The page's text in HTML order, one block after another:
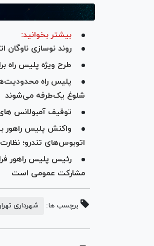
بیشتر بخوانید:
روند نوسازی ناوگان
طرح ویژه پلیس راه
پلیس راه
شلوغ یک‌طرفه می‌شوند
توقیف آمبولانس
واکنش پلیس راهور
اتوبوس‌های تندرو؛
رئیس پلیس راهور
مشارکت عمومی است
برچسب ها: شهرداری